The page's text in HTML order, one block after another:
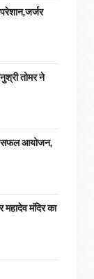
तोमर ने
सफल आयोजन,
मंदिर का